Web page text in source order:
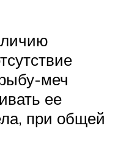
меч
ее
при общей